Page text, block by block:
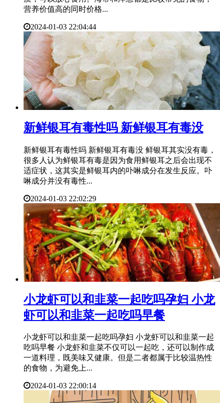
营养价值高的同时价格...
2024-01-03 22:04:44
​新鲜银耳有毒性吗 新鲜银耳有毒没
新鲜银耳有毒性吗 新鲜银耳有毒没 鲜银耳其实没有毒，
很多人认为鲜银耳有毒是因为食用鲜银耳之后会出现不
适症状，这其实是鲜银耳内的卟啉成分在发生反应。卟
啉成分并没有毒性...
2024-01-03 22:02:29
​小龙虾可以和韭菜一起吃吗孕妇 小龙
虾可以和韭菜一起吃吗早餐
小龙虾可以和韭菜一起吃吗孕妇 小龙虾可以和韭菜一起
吃吗早餐 小龙虾和韭菜不仅可以一起吃，还可以制作成
一道料理，既美味又健康。但是二者都属于比较温热性
的食物，为避免上...
2024-01-03 22:00:14